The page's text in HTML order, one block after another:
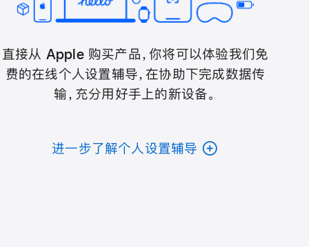
直接从 Apple 购买产品，你将可以体验我们免
费的在线个人设置辅导，在协助下完成数据传
输，充分用好手上的新设备。
进一步了解个人设置辅导